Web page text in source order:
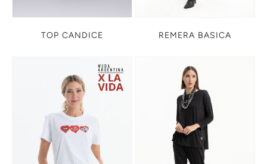
TOP CANDICE REMERA BASICA